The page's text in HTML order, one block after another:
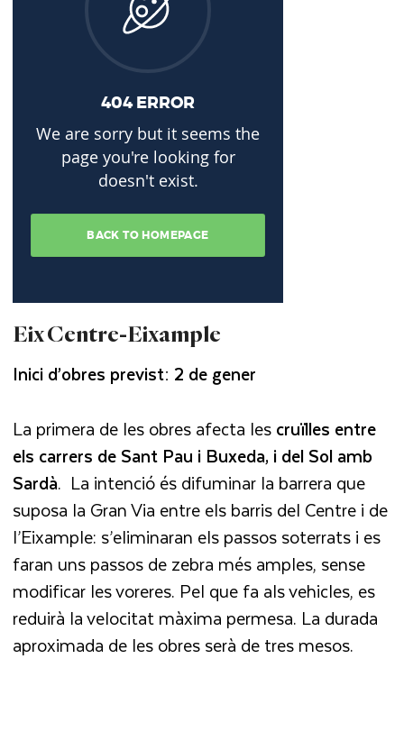
Eix Centre-Eixample
Inici d’obres previst: 2 de gener
La primera de les obres afecta lescruïlles entre
els carrers de Sant Pau i Buxeda, i del Sol amb
Sardà. La intenció és difuminar la barrera que
suposa la Gran Via entre els barris del Centre i de
l’Eixample: s’eliminaran els passos soterrats i es
faran uns passos de zebra més amples, sense
modificar les voreres. Pel que fa als vehicles, es
reduirà la velocitat màxima permesa. La durada
aproximada de les obres serà de tres mesos.